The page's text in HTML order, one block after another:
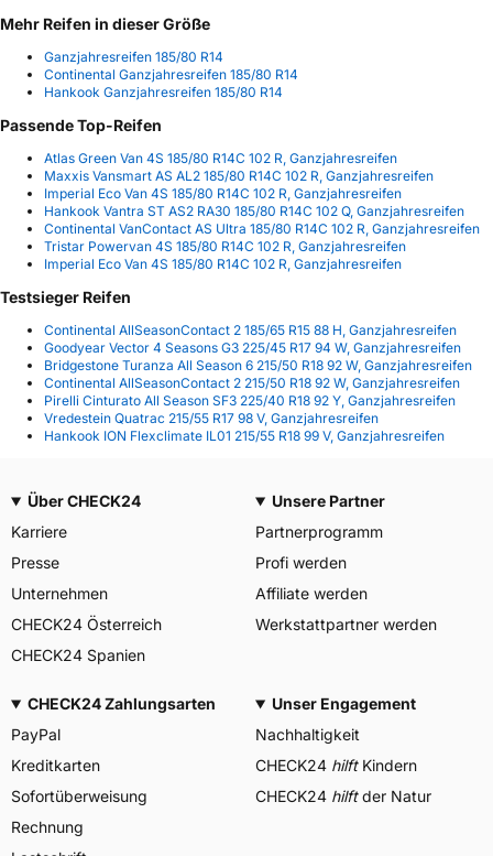
Mehr Reifen in dieser Größe
Ganzjahresreifen 185/80 R14
Continental Ganzjahresreifen 185/80 R14
Hankook Ganzjahresreifen 185/80 R14
Passende Top-Reifen
Atlas Green Van 4S 185/80 R14C 102 R, Ganzjahresreifen
Maxxis Vansmart AS AL2 185/80 R14C 102 R, Ganzjahresreifen
Imperial Eco Van 4S 185/80 R14C 102 R, Ganzjahresreifen
Hankook Vantra ST AS2 RA30 185/80 R14C 102 Q, Ganzjahresreifen
Continental VanContact AS Ultra 185/80 R14C 102 R, Ganzjahresreifen
Tristar Powervan 4S 185/80 R14C 102 R, Ganzjahresreifen
Imperial Eco Van 4S 185/80 R14C 102 R, Ganzjahresreifen
Testsieger Reifen
Continental AllSeasonContact 2 185/65 R15 88 H, Ganzjahresreifen
Goodyear Vector 4 Seasons G3 225/45 R17 94 W, Ganzjahresreifen
Bridgestone Turanza All Season 6 215/50 R18 92 W, Ganzjahresreifen
Continental AllSeasonContact 2 215/50 R18 92 W, Ganzjahresreifen
Pirelli Cinturato All Season SF3 225/40 R18 92 Y, Ganzjahresreifen
Vredestein Quatrac 215/55 R17 98 V, Ganzjahresreifen
Hankook ION Flexclimate IL01 215/55 R18 99 V, Ganzjahresreifen
Über CHECK24
Karriere
Presse
Unternehmen
CHECK24 Österreich
CHECK24 Spanien
Unsere Partner
Partnerprogramm
Profi werden
Affiliate werden
Werkstattpartner werden
CHECK24 Zahlungsarten
PayPal
Kreditkarten
Sofortüberweisung
Rechnung
Unser Engagement
Nachhaltigkeit
CHECK24 hilftKindern
CHECK24 hilftder Natur